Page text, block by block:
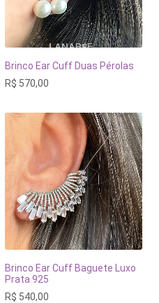
Brinco Ear Cuff Duas Pérolas
R$ 570,00
Brinco Ear Cuff Baguete Luxo
Prata 925
R$ 540,00